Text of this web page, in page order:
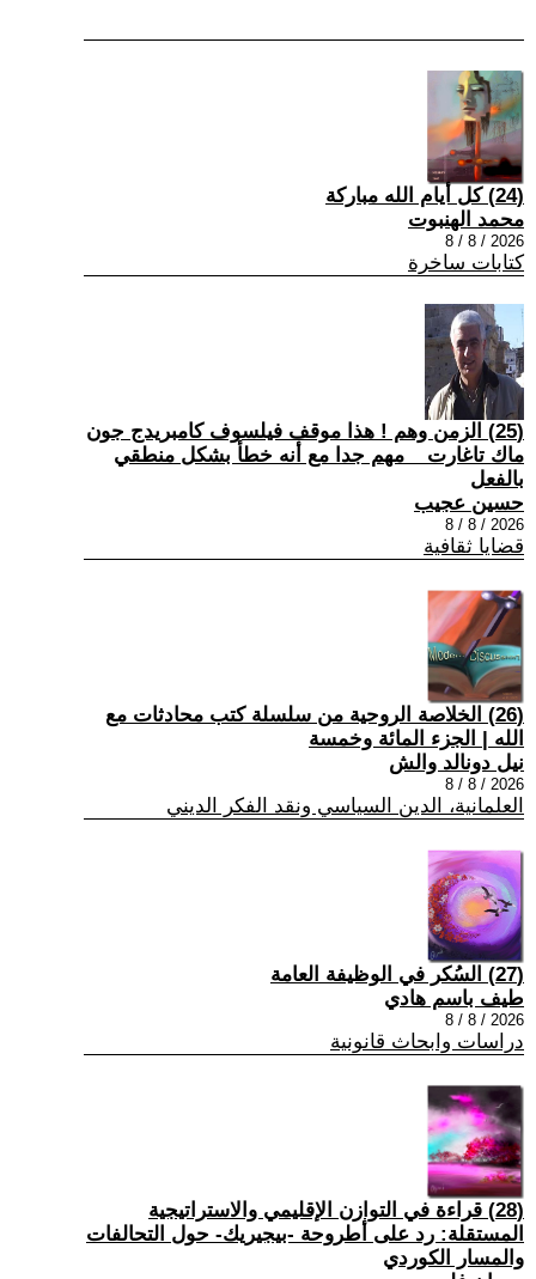
(24) كل أيام الله مباركة
محمد الهنبوت
2026 / 8 / 8
كتابات ساخرة
(25) الزمن وهم ! هذا موقف فيلسوف كامبريدج جون
ماك تاغارت _ مهم جدا مع أنه خطأ بشكل منطقي
بالفعل
حسين عجيب
2026 / 8 / 8
قضايا ثقافية
(26) الخلاصة الروحية من سلسلة كتب محادثات مع
الله | الجزء المائة وخمسة
نيل دونالد والش
2026 / 8 / 8
العلمانية، الدين السياسي ونقد الفكر الديني
(27) السُكر في الوظيفة العامة
طيف باسم هادي
2026 / 8 / 8
دراسات وابحاث قانونية
(28) قراءة في التوازن الإقليمي والاستراتيجية
المستقلة: رد على أطروحة -بيجيريك- حول التحالفات
والمسار الكوردي